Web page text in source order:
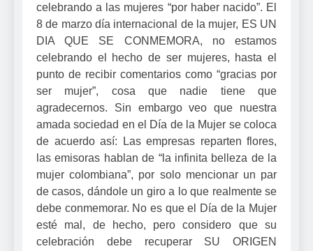
celebrando a las mujeres “por haber nacido”. El
8 de marzo día internacional de la mujer, ES UN
DIA QUE SE CONMEMORA, no estamos
celebrando el hecho de ser mujeres, hasta el
punto de recibir comentarios como “gracias por
ser mujer”, cosa que nadie tiene que
agradecernos. Sin embargo veo que nuestra
amada sociedad en el Día de la Mujer se coloca
de acuerdo así: Las empresas reparten flores,
las emisoras hablan de “la infinita belleza de la
mujer colombiana”, por solo mencionar un par
de casos, dándole un giro a lo que realmente se
debe conmemorar. No es que el Día de la Mujer
esté mal, de hecho, pero considero que su
celebración debe recuperar SU ORIGEN